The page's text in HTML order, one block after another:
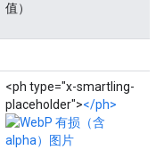
值）
<ph type="x-smartling-
placeholder"></ph>